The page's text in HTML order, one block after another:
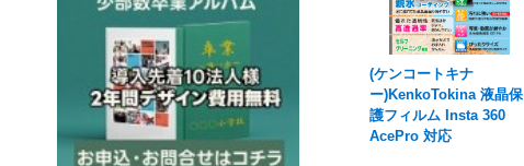
(ケンコートキナ
ー)KenkoTokina 液晶保
護フィルム Insta 360
AcePro 対応